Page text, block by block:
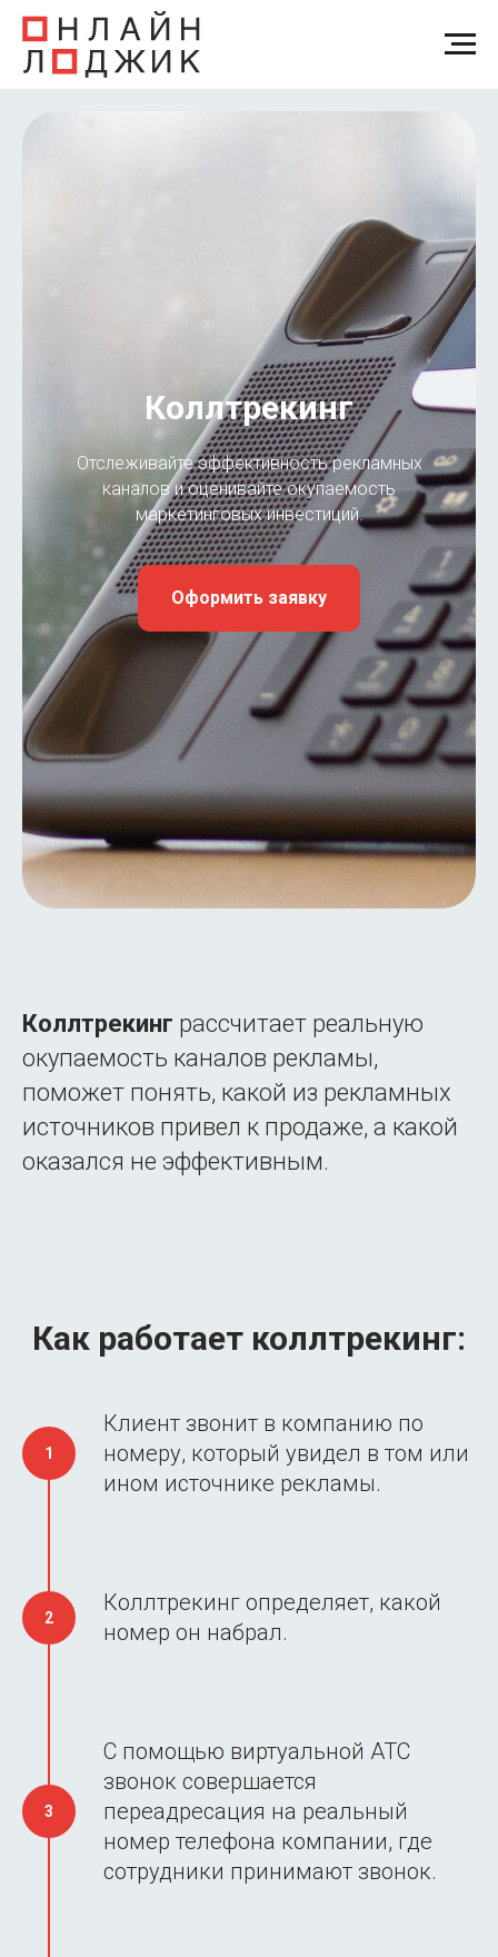
Коллтрекинг
Отслеживайте эффективность рекламных
каналов и оценивайте окупаемость
маркетинговых инвестиций.
Оформить заявку
Коллтрекинг рассчитает реальную
окупаемость каналов рекламы,
поможет понять, какой из рекламных
источников привел к продаже, а какой
оказался не эффективным.
Как работает коллтрекинг:
Клиент звонит в компанию по
номеру, который увидел в том или
ином источнике рекламы.
Коллтрекинг определяет, какой
номер он набрал.
С помощью виртуальной АТС
звонок совершается
переадресация на реальный
номер телефона компании, где
сотрудники принимают звонок.